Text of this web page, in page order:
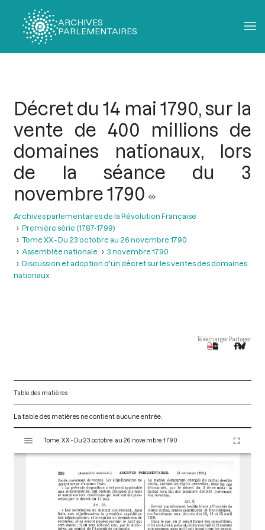
ARCHIVES
PARLEMENTAIRES
Décret du 14 mai 1790, sur la
vente de 400 millions de
domaines nationaux, lors
de la séance du 3
novembre 1790
Archives parlementaires de la Révolution Française
Première série (1787-1799)
Tome XX - Du 23 octobre au 26 novembre 1790
Assemblée nationale
3 novembre 1790
Discussion et adoption d'un décret sur les ventes des domaines
nationaux
TéléchargerPartager
Table des matières
La table des matières ne contient aucune entrée.
s
Tome XX - Du 23 octobre au 26 novembre 1790